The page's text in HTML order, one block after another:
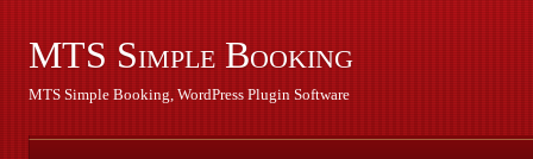
MTS Simple Booking
MTS Simple Booking, WordPress Plugin Software